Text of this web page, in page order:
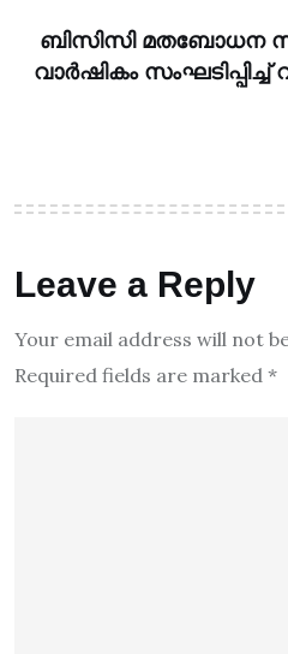
ബിസിസി മതബോധന
വാർഷികം സംഘടിപ്പിച്ച്
Leave a Reply
Your email address will not
Required fields are marked *